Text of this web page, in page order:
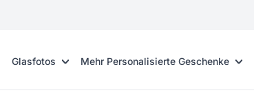
Glasfotos Mehr Personalisierte Geschenke